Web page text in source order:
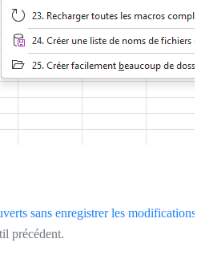
sans enregistrer les modifications
précédent.